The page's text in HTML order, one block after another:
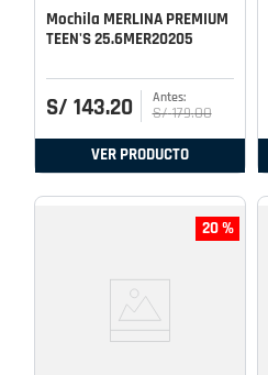
Mochila MERLINA PREMIUM
TEEN'S 25.6MER20205
S/ 143.20 S/ 179.00
VER PRODUCTO
20 %